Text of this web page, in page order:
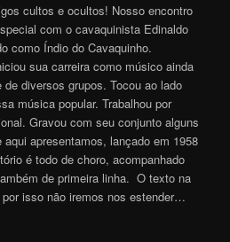
cultos e ocultos! Nosso encontro
com o cavaquinista Edinaldo
como Índio do Cavaquinho.
sua carreira como músico ainda
diversos grupos. Tocou ao lado
música popular. Trabalhou por
Gravou com seu conjunto alguns
apresentamos, lançado em 1958
é todo de choro, acompanhado
de primeira linha. O texto na
isso não iremos nos estender…